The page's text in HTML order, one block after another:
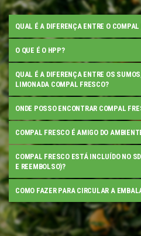
QUAL É A DIFERENÇA ENTRE O
O QUE É O HPP?
QUAL É A DIFERENÇA ENTRE OS
LIMONADA COMPAL FRESCO?
ONDE POSSO ENCONTRAR COMPAL
COMPAL FRESCO É AMIGO DO
COMPAL FRESCO ESTÁ INCLUÍDO NO
E REEMBOLSO)?
COMO FAZER PARA CIRCULAR A